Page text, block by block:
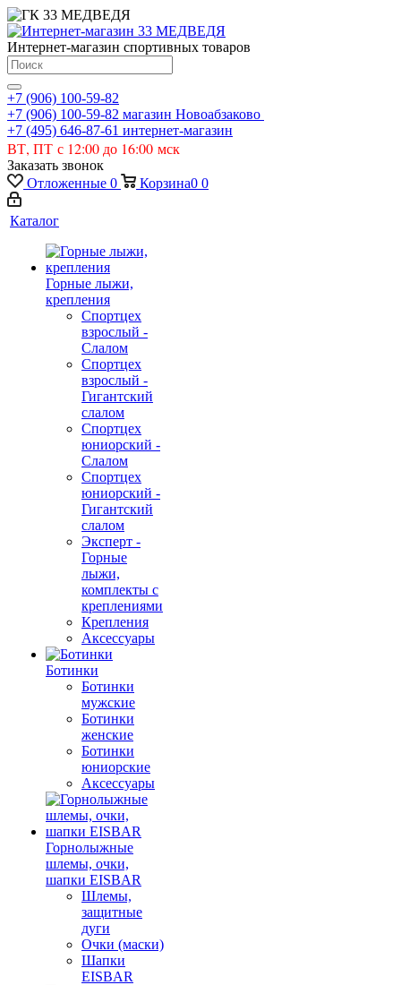
Интернет-магазин спортивных товаров
+7 (906) 100-59-82
+7 (906) 100-59-82 магазин Новоабзаково
+7 (495) 646-87-61 интернет-магазин
ВТ, ПТ с 12:00 до 16:00 мск
Заказать звонок
Отложенные 0 Корзина0 0
Каталог
Горные лыжи,
крепления
Спортцех
взрослый -
Слалом
Спортцех
взрослый -
Гигантский
слалом
Спортцех
юниорский -
Слалом
Спортцех
юниорский -
Гигантский
слалом
Эксперт -
Горные
лыжи,
комплекты с
креплениями
Крепления
Аксессуары
Ботинки
Ботинки
мужские
Ботинки
женские
Ботинки
юниорские
Аксессуары
Горнолыжные
шлемы, очки,
шапки EISBAR
Шлемы,
защитные
дуги
Очки (маски)
Шапки
EISBAR